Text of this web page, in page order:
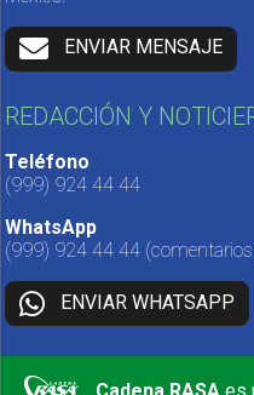
ENVIAR MENSAJE
REDACCIÓN Y
Teléfono
(999) 924 44 44
WhatsApp
(999) 924 44 44
ENVIAR WHATSAPP